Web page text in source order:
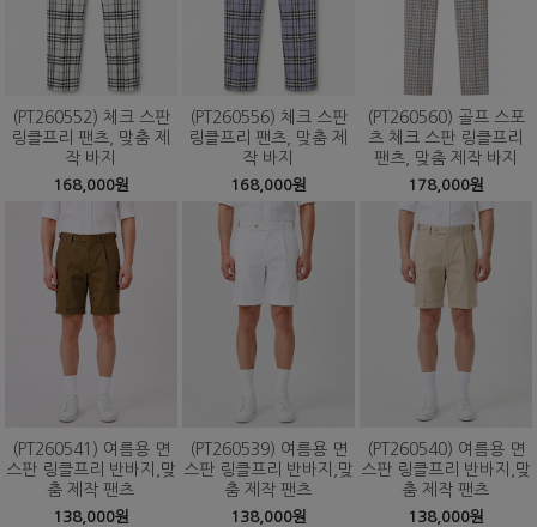
(PT260552) 체크 스판
링클프리 팬츠, 맞춤 제
작 바지
168,000원
(PT260556) 체크 스판
링클프리 팬츠, 맞춤 제
작 바지
168,000원
(PT260560) 골프 스포
츠 체크 스판 링클프리
팬츠, 맞춤 제작 바지
178,000원
(PT260541) 여름용 면
스판 링클프리 반바지,맞
춤 제작 팬츠
138,000원
(PT260539) 여름용 면
스판 링클프리 반바지,맞
춤 제작 팬츠
138,000원
(PT260540) 여름용 면
스판 링클프리 반바지,맞
춤 제작 팬츠
138,000원